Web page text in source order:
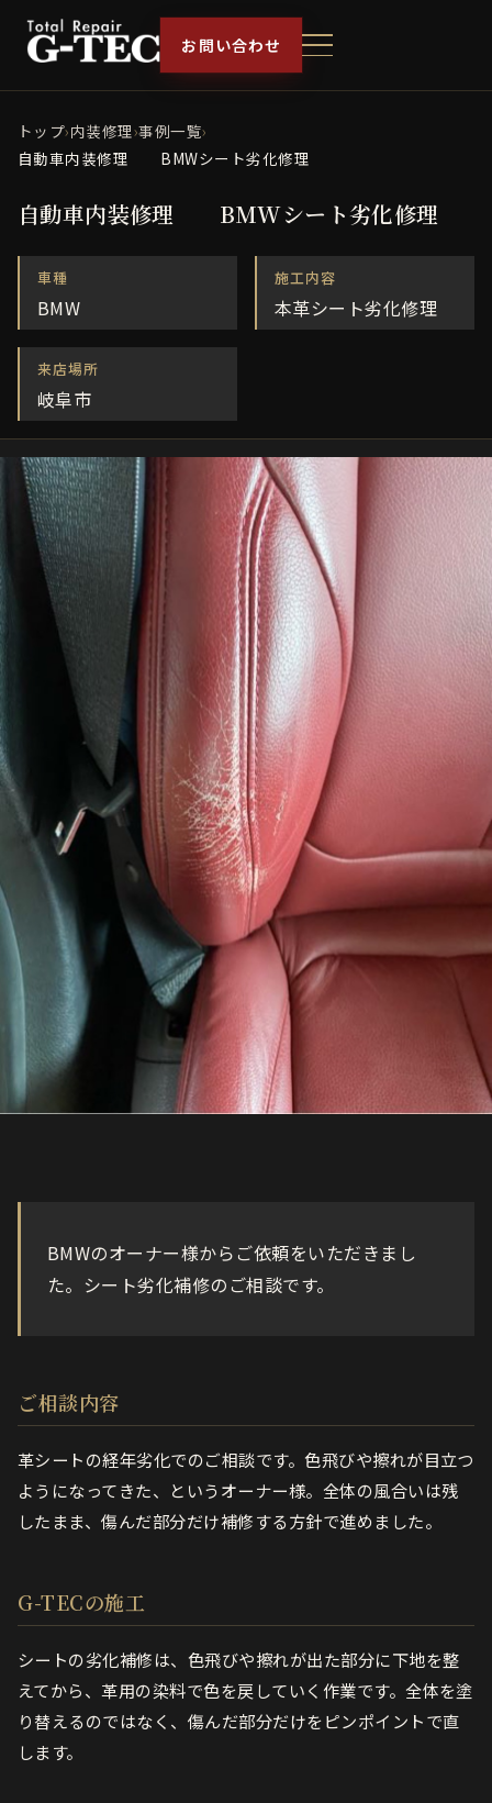
お問い合わせ
トップ›内装修理›事例一覧›
自動車内装修理 BMWシート劣化修理
自動車内装修理 BMWシート劣化修理
車種
BMW
施工内容
本革シート劣化修理
来店場所
岐阜市
BMWのオーナー様からご依頼をいただきまし
た。シート劣化補修のご相談です。
ご相談内容
革シートの経年劣化でのご相談です。色飛びや擦れが目立つ
ようになってきた、というオーナー様。全体の風合いは残
したまま、傷んだ部分だけ補修する方針で進めました。
G-TECの施工
シートの劣化補修は、色飛びや擦れが出た部分に下地を整
えてから、革用の染料で色を戻していく作業です。全体を塗
り替えるのではなく、傷んだ部分だけをピンポイントで直
します。